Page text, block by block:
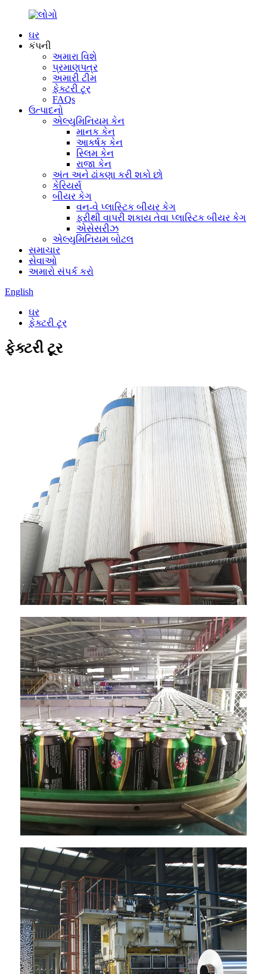
ઘર
કંપની
અમારા વિશે
પ્રમાણપત્ર
અમારી ટીમ
ફેક્ટરી ટૂર
FAQs
ઉત્પાદનો
એલ્યુમિનિયમ કેન
માનક કેન
આકર્ષક કેન
સ્લિમ કેન
રાજા કેન
અંત અને ઢાંકણા કરી શકો છો
કેરિયર્સ
બીયર કેગ
વન-વે પ્લાસ્ટિક બીયર કેગ
ફરીથી વાપરી શકાય તેવા પ્લાસ્ટિક બીયર કેગ
એસેસરીઝ
એલ્યુમિનિયમ બોટલ
સમાચાર
સેવાઓ
અમારો સંપર્ક કરો
English
ઘર
ફેક્ટરી ટૂર
ફેક્ટરી ટૂર